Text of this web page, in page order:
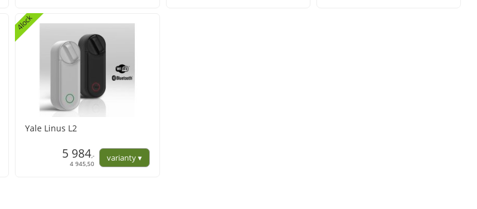
Yale Linus L2
4lock
5 984,-
4 945,50